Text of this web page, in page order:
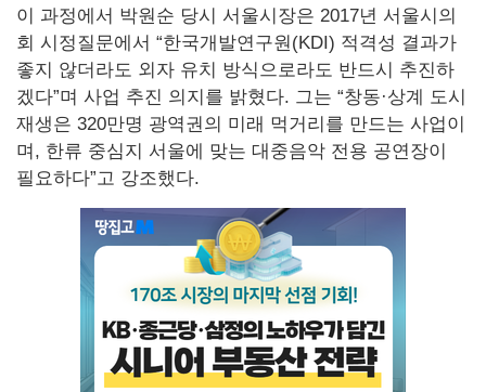
이 과정에서 박원순 당시 서울시장은 2017년 서울시의
회 시정질문에서 “한국개발연구원(KDI) 적격성 결과가
좋지 않더라도 외자 유치 방식으로라도 반드시 추진하
겠다”며 사업 추진 의지를 밝혔다. 그는 “창동·상계 도시
재생은 320만명 광역권의 미래 먹거리를 만드는 사업이
며, 한류 중심지 서울에 맞는 대중음악 전용 공연장이
필요하다”고 강조했다.